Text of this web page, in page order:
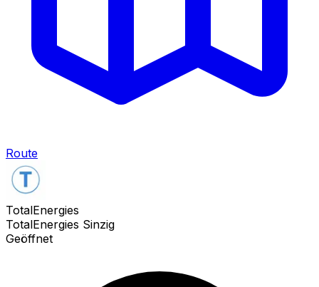
Route
TotalEnergies
TotalEnergies Sinzig
Geöffnet